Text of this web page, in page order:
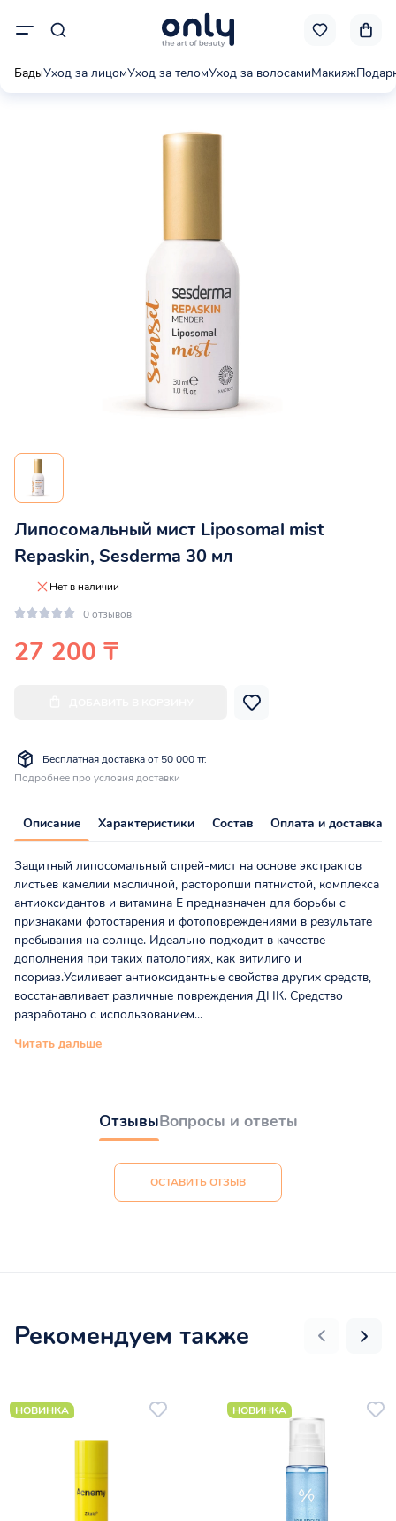
БадыУход за лицомУход за теломУход за волосамиМакияж
Липосомальный мист Liposomal mist
Repaskin, Sesderma 30 мл
Нет в наличии
0 отзывов
27 200 ₸
Бесплатная доставка от 50 000 тг.
Подробнее про условия доставки
Описание Характеристики Состав Оплата и доставка
Защитный липосомальный спрей-мист на основе экстрактов
листьев камелии масличной, расторопши пятнистой, комплекса
антиоксидантов и витамина Е предназначен для борьбы с
признаками фотостарения и фотоповреждениями в результате
пребывания на солнце. Идеально подходит в качестве
дополнения при таких патологиях, как витилиго и
псориаз.Усиливает антиоксидантные свойства других средств,
восстанавливает различные повреждения ДНК. Средство
разработано с использованием...
Читать дальше
ОтзывыВопросы и ответы
ОСТАВИТЬ ОТЗЫВ
Рекомендуем также
НОВИНКА НОВИНКА